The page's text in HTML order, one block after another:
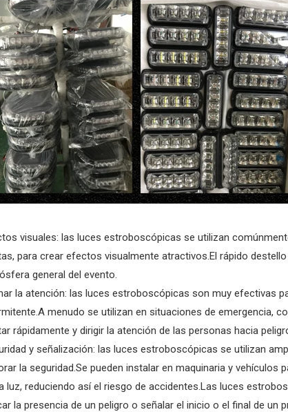
visuales: las luces estroboscópicas se utilizan
para crear efectos visualmente atractivos.El rápido
general del evento.
la atención: las luces estroboscópicas son muy efectivas
menudo se utilizan en situaciones de emergencia,
rápidamente y dirigir la atención de las personas hacia
y señalización: las luces estroboscópicas se utilizan
la seguridad.Se pueden instalar en maquinaria y vehículos
luz, reduciendo así el riesgo de accidentes.Las luces
la presencia de un peligro o señalar el inicio o el final de un